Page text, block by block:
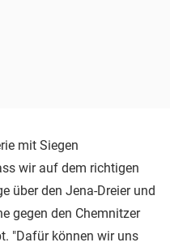
mit Siegen
wir auf dem richtigen
über den Jena-Dreier und
gegen den Chemnitzer
"Dafür können wir uns